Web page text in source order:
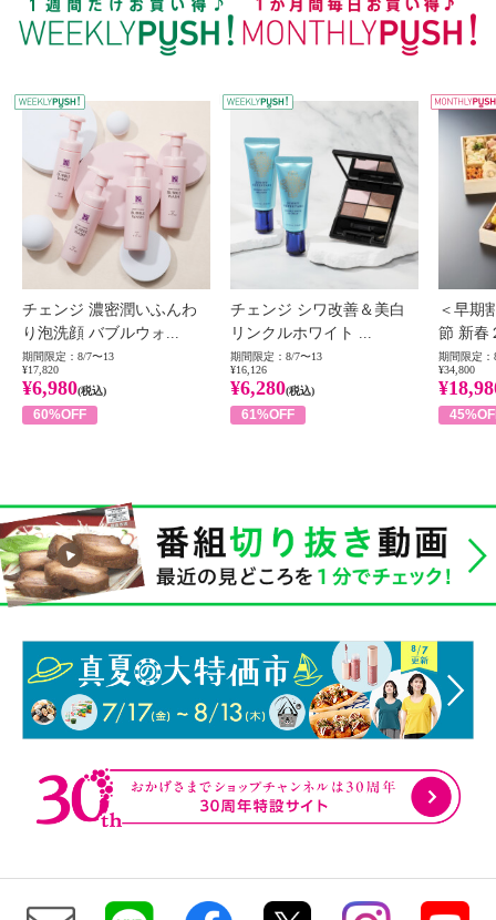
WEEKLY PUSH
チェンジ 濃密潤いふんわ
り泡洗顔 バブルウォ...
期間限定：8/7〜13
¥17,820
¥6,980(税込)
60%OFF
チェンジ シワ改善＆美白
リンクルホワイト ...
期間限定：8/7〜13
¥16,126
¥6,280(税込)
61%OFF
＜早期
節 新春
期間限定：
¥34,800